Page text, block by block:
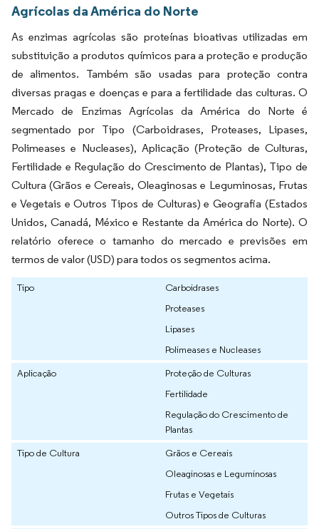
Agrícolas da América do Norte
As enzimas agrícolas são proteínas bioativas utilizadas em
substituição a produtos químicos para a proteção e produção
de alimentos. Também são usadas para proteção contra
diversas pragas e doenças e para a fertilidade das culturas. O
Mercado de Enzimas Agrícolas da América do Norte é
segmentado por Tipo (Carboidrases, Proteases, Lipases,
Polimeases e Nucleases), Aplicação (Proteção de Culturas,
Fertilidade e Regulação do Crescimento de Plantas), Tipo de
Cultura (Grãos e Cereais, Oleaginosas e Leguminosas, Frutas
e Vegetais e Outros Tipos de Culturas) e Geografia (Estados
Unidos, Canadá, México e Restante da América do Norte). O
relatório oferece o tamanho do mercado e previsões em
termos de valor (USD) para todos os segmentos acima.
Tipo
Carboidrases
Proteases
Lipases
Polimeases e Nucleases
Aplicação
Proteção de Culturas
Fertilidade
Regulação do Crescimento de
Plantas
Tipo de Cultura
Grãos e Cereais
Oleaginosas e Leguminosas
Frutas e Vegetais
Outros Tipos de Culturas